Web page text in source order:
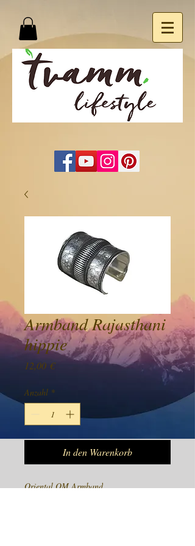
Armband Rajasthani
hippie
12,00 €Preis
Anzahl *
In den Warenkorb
Oriental OM Armband